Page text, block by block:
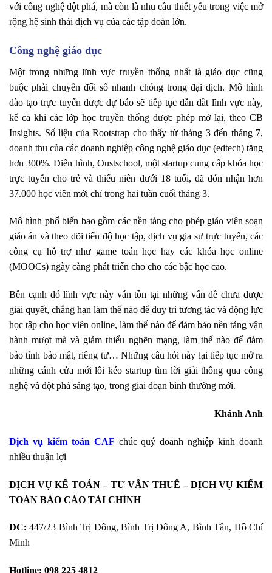
với công nghệ đột phá, mà còn là nhu cầu thiết yếu trong việc mở
rộng hệ sinh thái dịch vụ của các tập đoàn lớn.
Công nghệ giáo dục
Một trong những lĩnh vực truyền thống nhất là giáo dục cũng
buộc phải chuyển đổi số nhanh chóng trong đại dịch. Mô hình
đào tạo trực tuyến được dự báo sẽ tiếp tục dẫn dắt lĩnh vực này,
kể cả khi các lớp học truyền thống được phép mở lại, theo CB
Insights. Số liệu của Rootstrap cho thấy từ tháng 3 đến tháng 7,
doanh thu của các doanh nghiệp công nghệ giáo dục (edtech) tăng
hơn 300%. Điển hình, Oustschool, một startup cung cấp khóa học
trực tuyến cho trẻ và thiếu niên dưới 18 tuổi, đã đón nhận hơn
37.000 học viên mới chỉ trong hai tuần cuối tháng 3.
Mô hình phổ biến bao gồm các nền tảng cho phép giáo viên soạn
giáo án và theo dõi tiến độ học tập, dịch vụ gia sư trực tuyến, các
công cụ hỗ trợ như game toán học hay các khóa học online
(MOOCs) ngày càng phát triển cho cho các bậc học cao.
Bên cạnh đó lĩnh vực này vẫn tồn tại những vấn đề chưa được
giải quyết, chẳng hạn làm thế nào để duy trì tương tác và động lực
học tập cho học viên online, làm thế nào để đảm bảo nền tảng vận
hành mượt mà và giảm thiểu nghẽn mạng, làm thế nào để đảm
bảo tính bảo mật, riêng tư… Những câu hỏi này lại tiếp tục mở ra
những cánh cửa mới lôi kéo startup tìm lời giải thông qua công
nghệ và đột phá sáng tạo, trong giai đoạn bình thường mới.
Khánh Anh
Dịch vụ kiểm toán CAF chúc quý doanh nghiệp kinh doanh
nhiều thuận lợi
DỊCH VỤ KẾ TOÁN – TƯ VẤN THUẾ – DỊCH VỤ KIỂM
TOÁN BÁO CÁO TÀI CHÍNH
ĐC: 447/23 Bình Trị Đông, Bình Trị Đông A, Bình Tân, Hồ Chí
Minh
Hotline: 098 225 4812